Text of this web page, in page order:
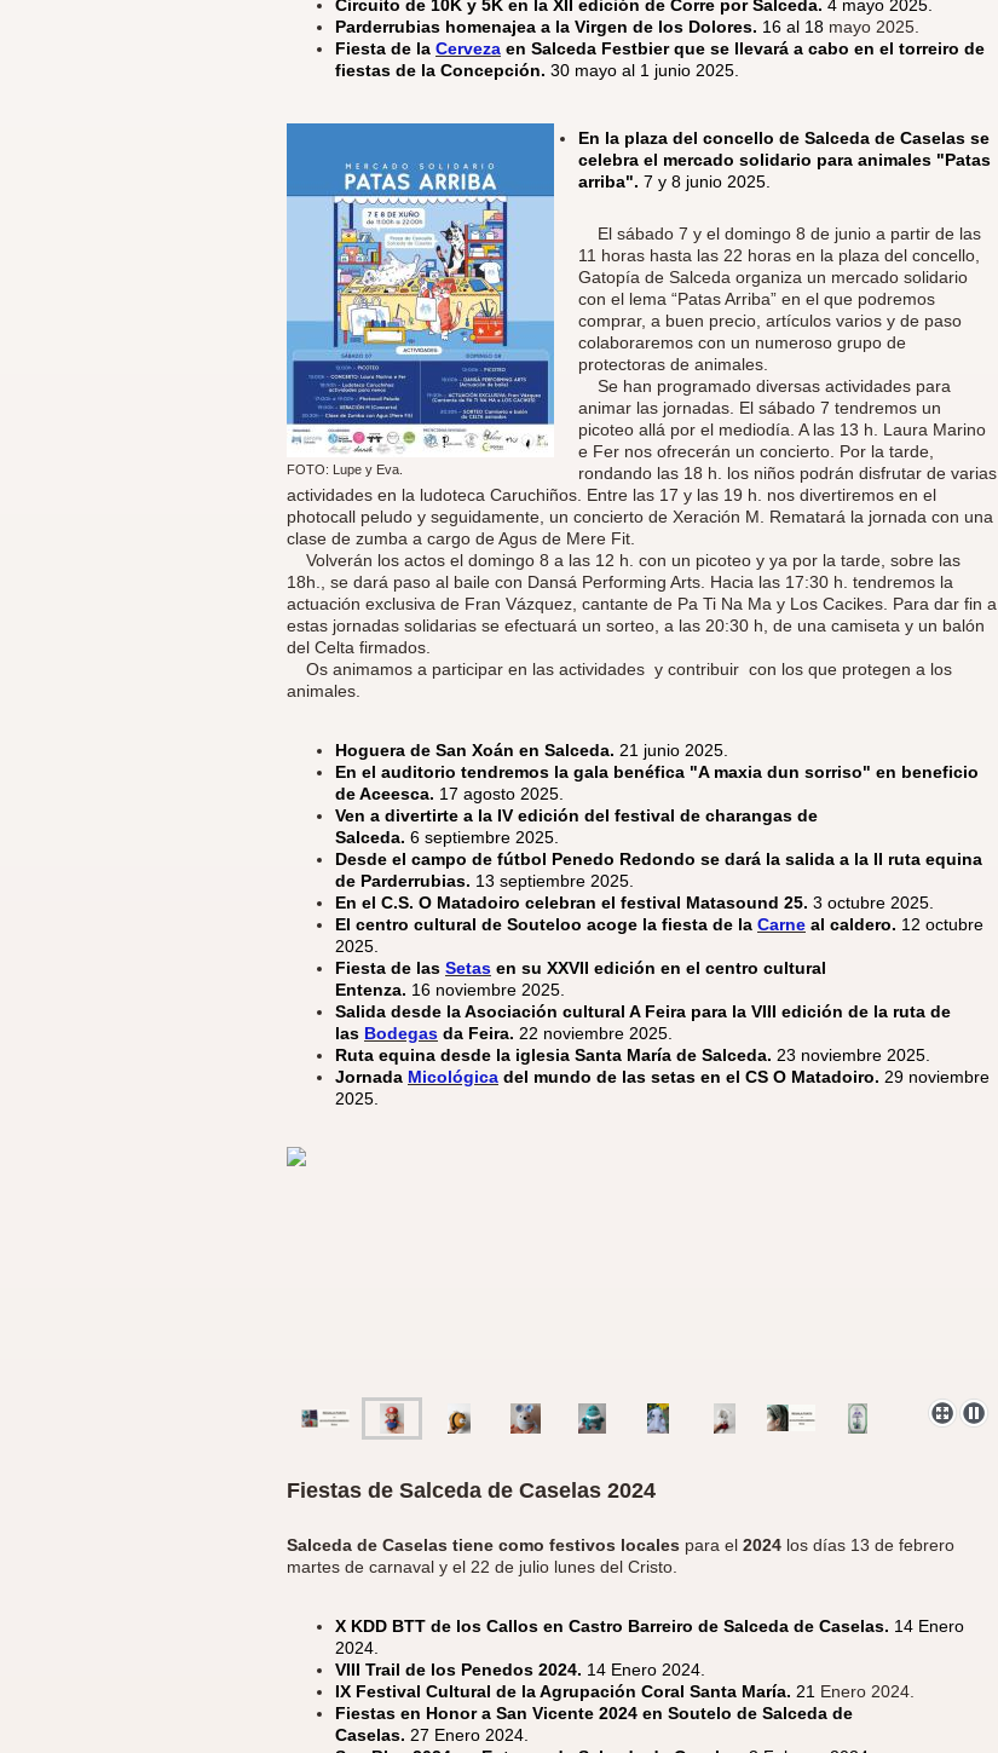
Circuito de 10K y 5K en la XII edición de Corre por Salceda. 4 mayo 2025.
Parderrubias homenajea a la Virgen de los Dolores. 16 al 18 mayo 2025.
Fiesta de la Cerveza en Salceda Festbier que se llevará a cabo en el torreiro de
fiestas de la Concepción. 30 mayo al 1 junio 2025.
FOTO: Lupe y Eva.
En la plaza del concello de Salceda de Caselas se
celebra el mercado solidario para animales "Patas
arriba". 7 y 8 junio 2025.
El sábado 7 y el domingo 8 de junio a partir de las
11 horas hasta las 22 horas en la plaza del concello,
Gatopía de Salceda organiza un mercado solidario
con el lema “Patas Arriba” en el que podremos
comprar, a buen precio, artículos varios y de paso
colaboraremos con un numeroso grupo de
protectoras de animales.
Se han programado diversas actividades para
animar las jornadas. El sábado 7 tendremos un
picoteo allá por el mediodía. A las 13 h. Laura Marino
e Fer nos ofrecerán un concierto. Por la tarde,
rondando las 18 h. los niños podrán disfrutar de varias
actividades en la ludoteca Caruchiños. Entre las 17 y las 19 h. nos divertiremos en el
photocall peludo y seguidamente, un concierto de Xeración M. Rematará la jornada con una
clase de zumba a cargo de Agus de Mere Fit.
Volverán los actos el domingo 8 a las 12 h. con un picoteo y ya por la tarde, sobre las
18h., se dará paso al baile con Dansá Performing Arts. Hacia las 17:30 h. tendremos la
actuación exclusiva de Fran Vázquez, cantante de Pa Ti Na Ma y Los Cacikes. Para dar fin a
estas jornadas solidarias se efectuará un sorteo, a las 20:30 h, de una camiseta y un balón
del Celta firmados.
Os animamos a participar en las actividades y contribuir con los que protegen a los
animales.
Hoguera de San Xoán en Salceda. 21 junio 2025.
En el auditorio tendremos la gala benéfica "A maxia dun sorriso" en beneficio
de Aceesca. 17 agosto 2025.
Ven a divertirte a la IV edición del festival de charangas de
Salceda. 6 septiembre 2025.
Desde el campo de fútbol Penedo Redondo se dará la salida a la II ruta equina
de Parderrubias. 13 septiembre 2025.
En el C.S. O Matadoiro celebran el festival Matasound 25. 3 octubre 2025.
El centro cultural de Souteloo acoge la fiesta de la Carne al caldero. 12 octubre
2025.
Fiesta de las Setas en su XXVII edición en el centro cultural
Entenza. 16 noviembre 2025.
Salida desde la Asociación cultural A Feira para la VIII edición de la ruta de
las Bodegas da Feira. 22 noviembre 2025.
Ruta equina desde la iglesia Santa María de Salceda. 23 noviembre 2025.
Jornada Micológica del mundo de las setas en el CS O Matadoiro. 29 noviembre
2025.
Fiestas de Salceda de Caselas 2024
Salceda de Caselas tiene como festivos locales para el 2024 los días 13 de febrero
martes de carnaval y el 22 de julio lunes del Cristo.
X KDD BTT de los Callos en Castro Barreiro de Salceda de Caselas. 14 Enero
2024.
VIII Trail de los Penedos 2024. 14 Enero 2024.
IX Festival Cultural de la Agrupación Coral Santa María. 21 Enero 2024.
Fiestas en Honor a San Vicente 2024 en Soutelo de Salceda de
Caselas. 27 Enero 2024.